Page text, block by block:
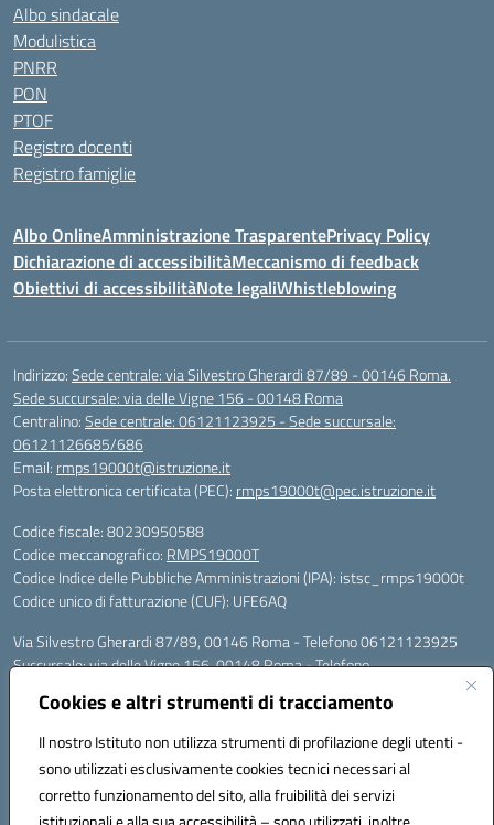
Cookies e altri strumenti di tracciamento
Il nostro Istituto non utilizza strumenti di profilazione degli utenti -
sono utilizzati esclusivamente cookies tecnici necessari al
corretto funzionamento del sito, alla fruibilità dei servizi
Albo sindacale
Modulistica
PNRR
PON
PTOF
Registro docenti
Registro famiglie
Albo OnlineAmministrazione TrasparentePrivacy Policy
Dichiarazione di accessibilitàMeccanismo di feedback
Obiettivi di accessibilitàNote legaliWhistleblowing
Indirizzo:Sede centrale: via Silvestro Gherardi 87/89 - 00146 Roma.
Sede succursale: via delle Vigne 156 - 00148 Roma
Centralino:Sede centrale: 06121123925 - Sede succursale:
06121126685/686
Email: rmps19000t@istruzione.it
Posta elettronica certificata (PEC): rmps19000t@pec.istruzione.it
Codice fiscale: 80230950588
Codice meccanografico: RMPS19000T
Codice Indice delle Pubbliche Amministrazioni (IPA): istsc_rmps19000t
Codice unico di fatturazione (CUF): UFE6AQ
Via Silvestro Gherardi 87/89, 00146 Roma - Telefono 06121123925
Succursale: via delle Vigne 156, 00148 Roma - Telefono
Mail: rmps19000t@istruzione.it - PEC: rmps19000t@pec.istruzione.it
Per contatti con il Dirigente Scolastico, utilizzare esclusivamente
Codice univoco ufficio: UFE6AQ
Codice meccanografico: RMPS19000T